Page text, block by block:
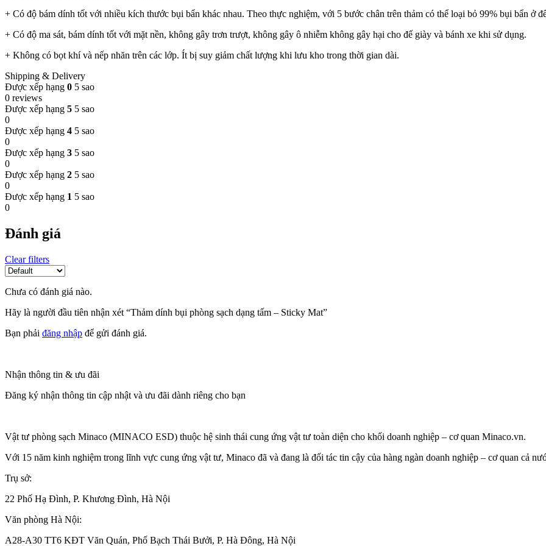
+ Có độ bám dính tốt với nhiều kích thước bụi bẩn khác nhau. Theo thực nghiệm, với 5 bước chân trên thảm có thể loại bỏ 99% bụi bẩn ở
+ Có độ ma sát, bám dính tốt với mặt nền, không gây trơn trượt, không gây ô nhiễm không gây hại cho đế giày và bánh xe khi sử dụng.
+ Không có bọt khí và nếp nhăn trên các lớp. Ít bị suy giảm chất lượng khi lưu kho trong thời gian dài.
Shipping & Delivery
Được xếp hạng 0 5 sao
0 reviews
Được xếp hạng 5 5 sao
0
Được xếp hạng 4 5 sao
0
Được xếp hạng 3 5 sao
0
Được xếp hạng 2 5 sao
0
Được xếp hạng 1 5 sao
0
Đánh giá
Clear filters
Chưa có đánh giá nào.
Hãy là người đầu tiên nhận xét “Thảm dính bụi phòng sạch dạng tấm – Sticky Mat”
Bạn phải đăng nhập để gửi đánh giá.
Nhận thông tin & ưu đãi
Đăng ký nhận thông tin cập nhật và ưu đãi dành riêng cho bạn
Vật tư phòng sạch Minaco (MINACO ESD) thuộc hệ sinh thái cung ứng vật tư toàn diện cho khối doanh nghiệp – cơ quan Minaco.vn.
Với 15 năm kinh nghiệm trong lĩnh vực cung ứng vật tư, Minaco đã và đang là đối tác tin cậy của hàng ngàn doanh nghiệp – cơ quan cả
Trụ sở:
22 Phố Hạ Đình, P. Khương Đình, Hà Nội
Văn phòng Hà Nội:
A28-A30 TT6 KĐT Văn Quán, Phố Bạch Thái Bưởi, P. Hà Đông, Hà Nội